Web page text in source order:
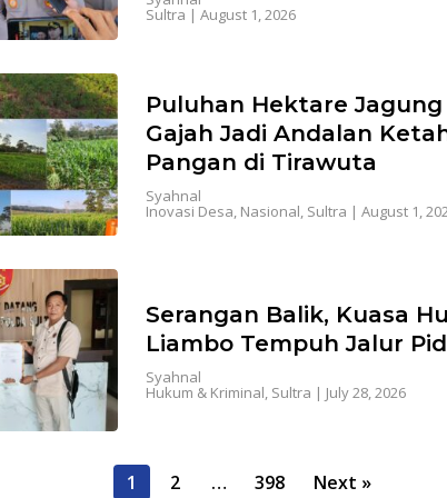
Sultra |August 1, 2026
Puluhan Hektare
Gajah Jadi Andalan
Pangan di Tirawuta
Syahnal
Inovasi Desa Nasional Sultra |August 1,
Serangan Balik, Kuasa
Liambo Tempuh Jalur
Syahnal
Hukum & Kriminal Sultra | July 28, 2026
1 2 … 398 Next »